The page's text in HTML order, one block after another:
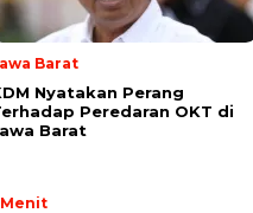
Barat
Nyatakan Perang
Peredaran OKT di
Barat